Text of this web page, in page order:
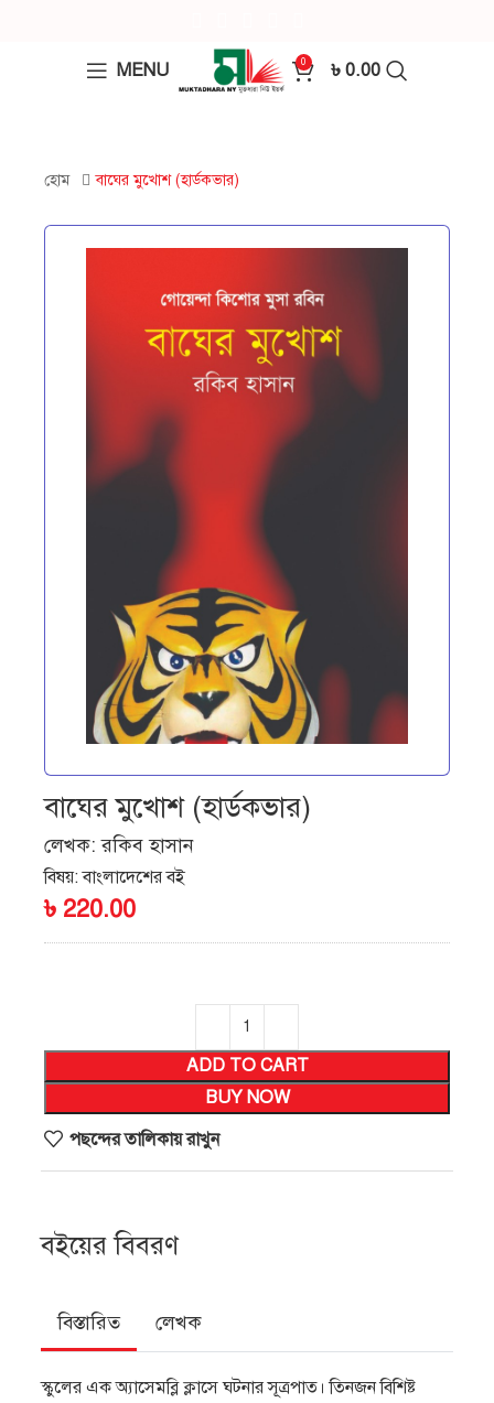
MENU 0 ৳ 0.00
হোম বাঘের মুখোশ (হার্ডকভার)
বাঘের মুখোশ (হার্ডকভার)
লেখক: রকিব হাসান
বিষয়:বাংলাদেশের বই
৳ 220.00
ADD TO CART
BUY NOW
পছন্দের তালিকায় রাখুন
বইয়ের বিবরণ
বিস্তারিত লেখক
স্কুলের এক অ্যাসেমব্লি ক্লাসে ঘটনার সূত্রপাত। তিনজন বিশিষ্ট